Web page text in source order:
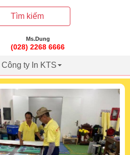
Tìm kiếm
Ms.Dung
(028) 2268 6666
Công ty In KTS